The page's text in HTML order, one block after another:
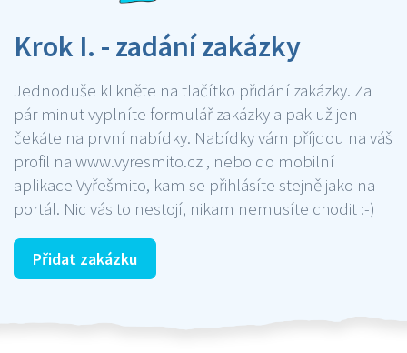
Krok I. - zadání zakázky
Jednoduše klikněte na tlačítko přidání zakázky. Za
pár minut vyplníte formulář zakázky a pak už jen
čekáte na první nabídky. Nabídky vám příjdou na váš
profil na www.vyresmito.cz , nebo do mobilní
aplikace Vyřešmito, kam se přihlásíte stejně jako na
portál. Nic vás to nestojí, nikam nemusíte chodit :-)
Přidat zakázku